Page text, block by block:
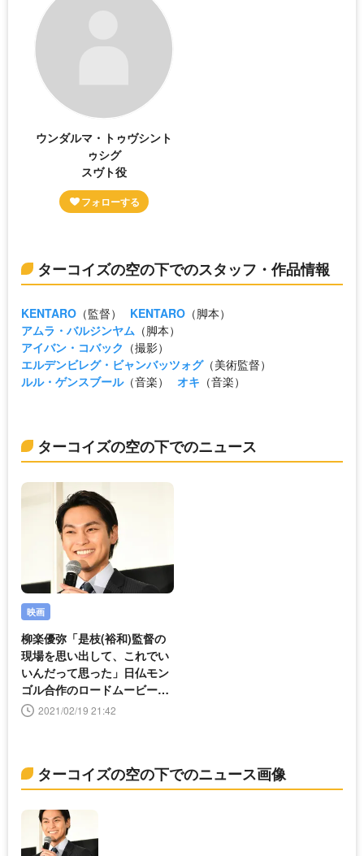
ウンダルマ・トゥヴシント
ゥシグ
スヴト役
ターコイズの空の下でのスタッフ・作品情報
KENTARO （監督） KENTARO （脚本）
アムラ・バルジンヤム （脚本）
アイバン・コバック （撮影）
エルデンビレグ・ビャンバッツォグ（美術監督）
ルル・ゲンスブール（音楽） オキ （音楽）
ターコイズの空の下でのニュース
映画
柳楽優弥「是枝(裕和)監督の
現場を思い出して、これでい
いんだって思った」日仏モン
ゴル合作のロードムービーに
手応え2021/02/19 21:42
ターコイズの空の下でのニュース画像